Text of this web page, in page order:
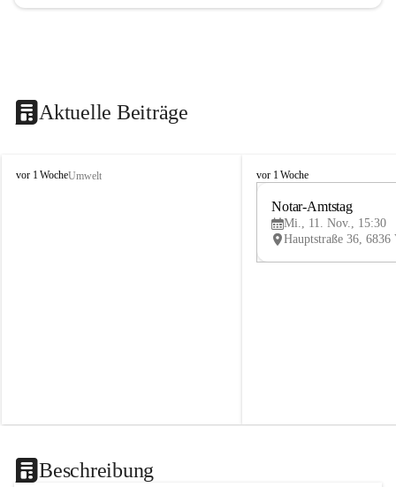
Aktuelle Beiträge
V
vor 1 WocheUmwelt
V
vor 1 Woche
Notar-Amtstag
Mi., 11. Nov., 15:30
Beschreibung